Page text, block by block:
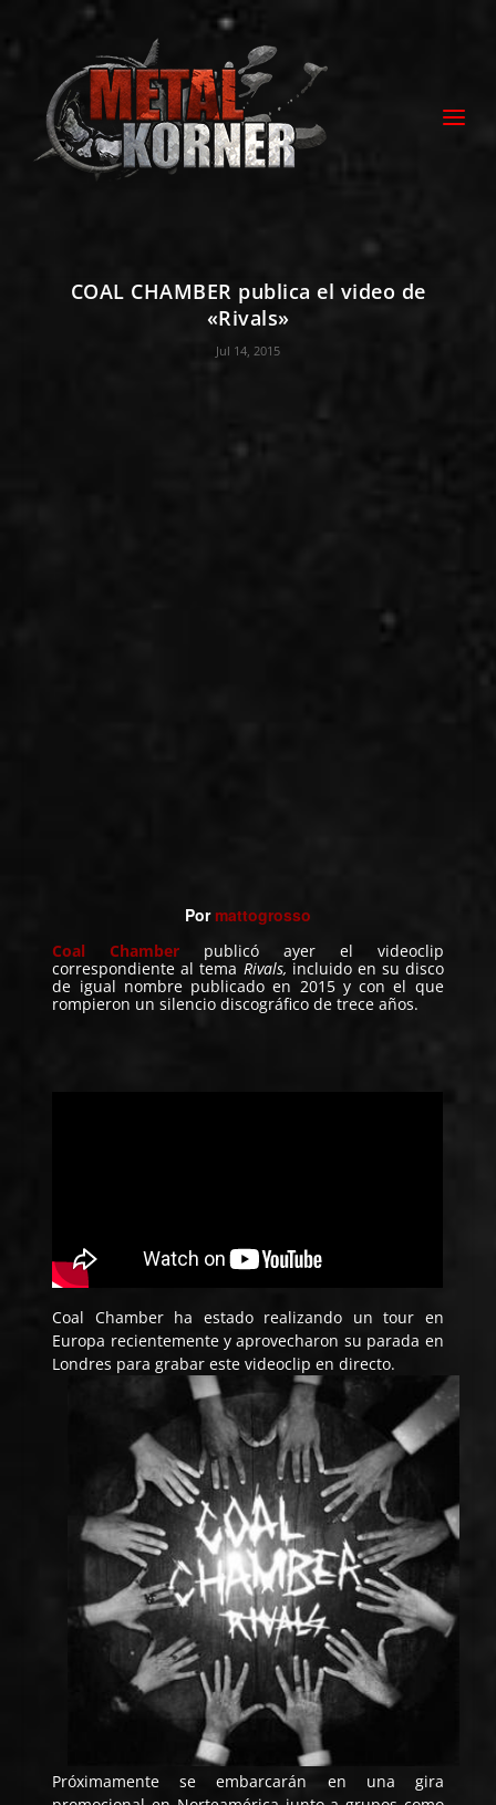
COAL CHAMBER publica el video de
«Rivals»
Jul 14, 2015
Por mattogrosso
Coal Chamber publicó ayer el videoclip
correspondiente al tema Rivals, incluido en su disco
de igual nombre publicado en 2015 y con el que
rompieron un silencio discográfico de trece años.
Coal Chamber ha estado realizando un tour en
Europa recientemente y aprovecharon su parada en
Londres para grabar este videoclip en directo.
Próximamente se embarcarán en una gira